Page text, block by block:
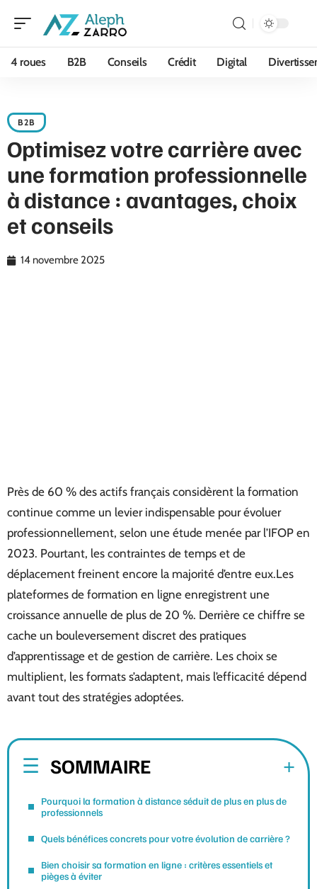
4 roues B2B Conseils Crédit Digital
B2B
Optimisez votre carrière avec
une formation professionnelle
à distance : avantages, choix
et conseils
14 novembre 2025
Près de 60 % des actifs français considèrent la formation
continue comme un levier indispensable pour évoluer
professionnellement, selon une étude menée par l’IFOP en
2023. Pourtant, les contraintes de temps et de
déplacement freinent encore la majorité d’entre eux.Les
plateformes de formation en ligne enregistrent une
croissance annuelle de plus de 20 %. Derrière ce chiffre se
cache un bouleversement discret des pratiques
d’apprentissage et de gestion de carrière. Les choix se
multiplient, les formats s’adaptent, mais l’efficacité dépend
avant tout des stratégies adoptées.
SOMMAIRE
Pourquoi la formation à distance séduit de plus en plus de
professionnels
Quels bénéfices concrets pour votre évolution de carrière ?
Bien choisir sa formation en ligne : critères essentiels et
pièges à éviter